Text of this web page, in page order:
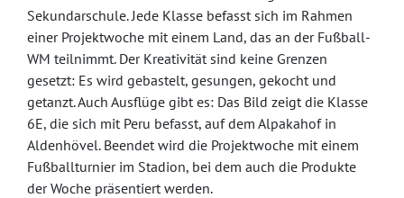
Sekundarschule. Jede Klasse befasst sich im Rahmen
einer Projektwoche mit einem Land, das an der Fußball-
WM teilnimmt. Der Kreativität sind keine Grenzen
gesetzt: Es wird gebastelt, gesungen, gekocht und
getanzt. Auch Ausflüge gibt es: Das Bild zeigt die Klasse
6E, die sich mit Peru befasst, auf dem Alpakahof in
Aldenhövel. Beendet wird die Projektwoche mit einem
Fußballturnier im Stadion, bei dem auch die Produkte
der Woche präsentiert werden.